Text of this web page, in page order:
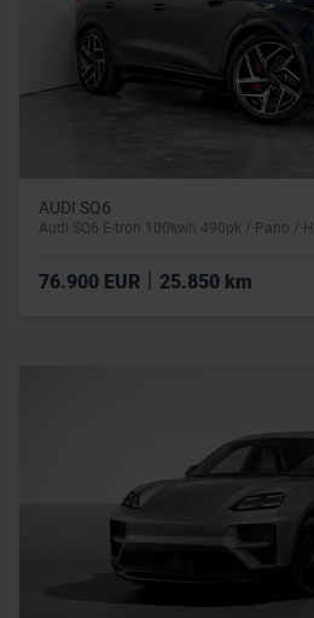
AUDI SQ6
76.900 EUR 25.850 km